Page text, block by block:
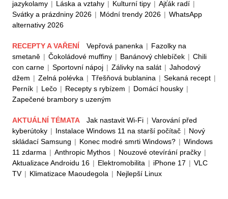
jazykolamy | Láska a vztahy | Kulturní tipy | Ajťák radí |
Svátky a prázdniny 2026 | Módní trendy 2026 | WhatsApp
alternativy 2026
RECEPTY A VAŘENÍ Vepřová panenka | Fazolky na
smetaně | Čokoládové muffiny | Banánový chlebíček | Chili
con carne | Sportovní nápoj | Zálivky na salát | Jahodový
džem | Zelná polévka | Třešňová bublanina | Sekaná recept |
Perník | Lečo | Recepty s rybízem | Domácí housky |
Zapečené brambory s uzeným
AKTUÁLNÍ TÉMATA Jak nastavit Wi-Fi | Varování před
kyberútoky | Instalace Windows 11 na starší počítač | Nový
skládací Samsung | Konec modré smrti Windows? | Windows
11 zdarma | Anthropic Mythos | Nouzové otevírání pračky |
Aktualizace Androidu 16 | Elektromobilita | iPhone 17 | VLC
TV | Klimatizace Maoudegola | Nejlepší Linux